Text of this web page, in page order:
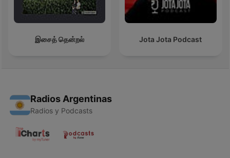
இசைத் தென்றல் Jota Jota Podcast
Radios Argentinas
Radios y Podcasts